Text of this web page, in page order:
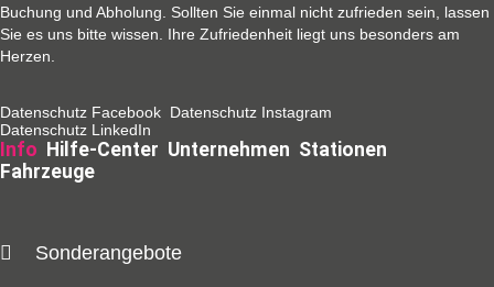
Buchung und Abholung. Sollten Sie einmal nicht zufrieden sein, lassen
Sie es uns bitte wissen. Ihre Zufriedenheit liegt uns besonders am
Herzen.
Datenschutz Facebook Datenschutz Instagram
Datenschutz LinkedIn
Info Hilfe-Center Unternehmen Stationen
Fahrzeuge
Sonderangebote